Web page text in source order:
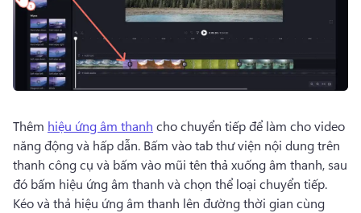
Thêm hiệu ứng âm thanh cho chuyển tiếp để làm cho video
năng động và hấp dẫn. Bấm vào tab thư viện nội dung trên
thanh công cụ và bấm vào mũi tên thả xuống âm thanh, sau
Kéo và thả hiệu ứng âm thanh lên đường thời gian cùng